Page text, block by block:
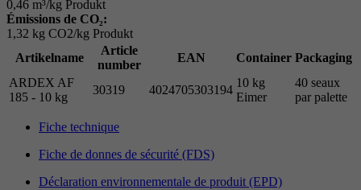
0,46 m³/kg Produkt
Émissions de CO₂:
1,32 kg CO2/kg Produkt
Artikelname
Article
number
EAN Container Packaging
ARDEX AF
185 - 10 kg
30319 4024705303194
10 kg
Eimer
40 seaux
par palette
Fiche technique
Fiche de donnes de sécurité (FDS)
Déclaration environnementale de produit (EPD)